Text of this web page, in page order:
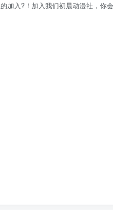
加入?！加入我们初晨动漫社，你